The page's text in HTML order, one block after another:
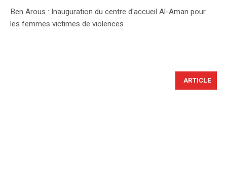
Ben Arous : Inauguration du centre d'accueil Al-Aman pour
les femmes victimes de violences
ARTICLE